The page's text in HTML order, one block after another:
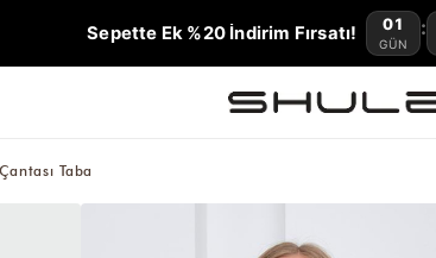
Sepette Ek %20 İndirim Fırsatı! 01
GÜN
:
Taba